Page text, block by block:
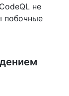
не
побочные